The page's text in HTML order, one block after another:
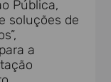
Pública,
soluções de
a